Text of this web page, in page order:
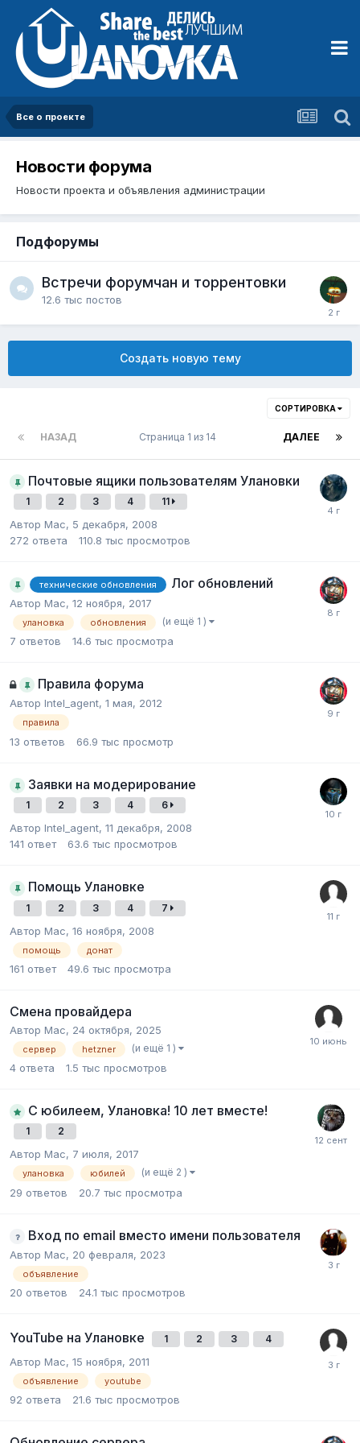
Все о проекте
Новости форума
Новости проекта и объявления администрации
Подфорумы
Встречи форумчан и торрентовки
12.6 тыс постов
Создать новую тему
СОРТИРОВКА
НАЗАД ДАЛЕЕ
Страница 1 из 14
Почтовые ящики пользователям Улановки
1 2 3 4 11
Автор Mac, 5 декабря, 2008
272 ответа 110.8 тыс просмотров
технические обновления Лог обновлений
Автор Mac, 12 ноября, 2017
улановка обновления (и ещё 1 )
7 ответов 14.6 тыс просмотра
Правила форума
Автор Intel_agent, 1 мая, 2012
правила
13 ответов 66.9 тыс просмотр
Заявки на модерирование
1 2 3 4 6
Автор Intel_agent, 11 декабря, 2008
141 ответ 63.6 тыс просмотров
Помощь Улановке
1 2 3 4 7
Автор Mac, 16 ноября, 2008
помощь донат
161 ответ 49.6 тыс просмотра
Смена провайдера
Автор Mac, 24 октября, 2025
сервер hetzner (и ещё 1 )
4 ответа 1.5 тыс просмотров
С юбилеем, Улановка! 10 лет вместе!
1 2
Автор Mac, 7 июля, 2017
улановка юбилей (и ещё 2 )
29 ответов 20.7 тыс просмотра
Вход по email вместо имени пользователя
Автор Mac, 20 февраля, 2023
объявление
20 ответов 24.1 тыс просмотров
YouTube на Улановке 1 2 3 4
Автор Mac, 15 ноября, 2011
объявление youtube
92 ответа 21.6 тыс просмотров